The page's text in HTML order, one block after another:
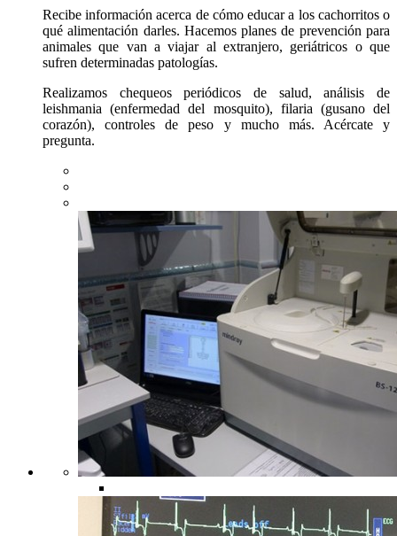
Recibe información acerca de cómo educar a los cachorritos o
qué alimentación darles. Hacemos planes de prevención para
animales que van a viajar al extranjero, geriátricos o que
sufren determinadas patologías.
Realizamos chequeos periódicos de salud, análisis de
leishmania (enfermedad del mosquito), filaria (gusano del
corazón), controles de peso y mucho más. Acércate y
pregunta.